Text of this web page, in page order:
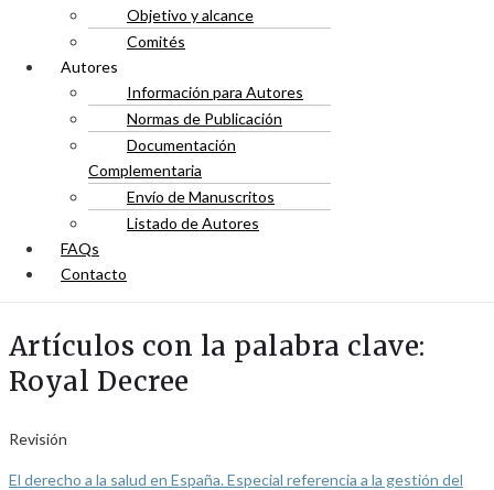
Objetivo y alcance
Comités
Autores
Información para Autores
Normas de Publicación
Documentación
Complementaria
Envío de Manuscritos
Listado de Autores
FAQs
Contacto
Artículos con la palabra clave:
Royal Decree
Revisión
El derecho a la salud en España. Especial referencia a la gestión del